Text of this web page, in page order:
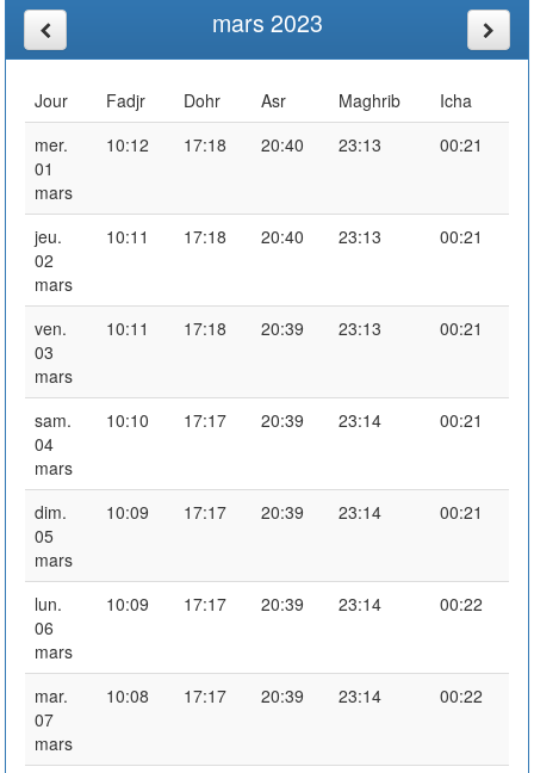
mars 2023
Jour Fadjr Dohr Asr Maghrib
Icha
mer.
01
mars
10:12 17:18 20:40 23:13 00:21
jeu.
02
mars
10:11 17:18 20:40 23:13 00:21
ven.
03
mars
10:11 17:18 20:39 23:13 00:21
sam.
04
mars
10:10 17:17 20:39 23:14 00:21
dim.
05
mars
10:09 17:17 20:39 23:14 00:21
lun.
06
mars
10:09 17:17 20:39 23:14 00:22
mar.
07
mars
10:08 17:17 20:39 23:14 00:22